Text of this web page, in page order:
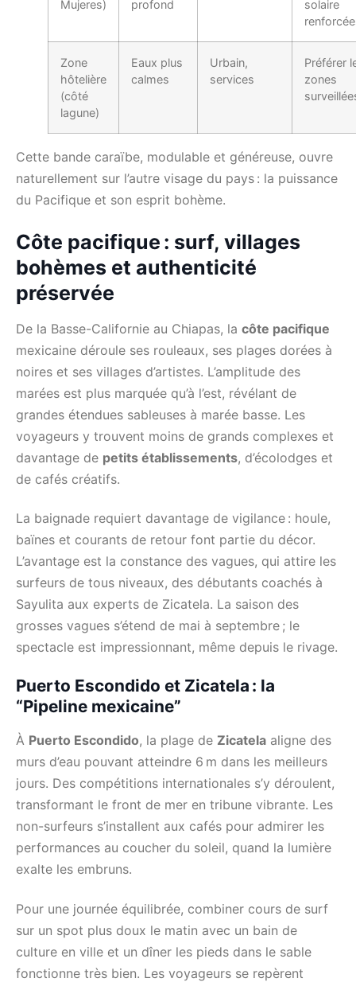
Mujeres)
profond
solaire
Zone
hôtelière
(côté
lagune)
Eaux plus
calmes
Urbain,
services
Préférer
zones
Cette bande caraïbe, modulable et généreuse, ouvre
naturellement sur l’autre visage du pays : la puissance
du Pacifique et son esprit bohème.
Côte pacifique : surf, villages
bohèmes et authenticité
préservée
De la Basse-Californie au Chiapas, la côte pacifique
mexicaine déroule ses rouleaux, ses plages dorées à
noires et ses villages d’artistes. L’amplitude des
marées est plus marquée qu’à l’est, révélant de
grandes étendues sableuses à marée basse. Les
voyageurs y trouvent moins de grands complexes et
davantage de petits établissements, d’écolodges et
de cafés créatifs.
La baignade requiert davantage de vigilance : houle,
baïnes et courants de retour font partie du décor.
L’avantage est la constance des vagues, qui attire les
surfeurs de tous niveaux, des débutants coachés à
Sayulita aux experts de Zicatela. La saison des
grosses vagues s’étend de mai à septembre ; le
spectacle est impressionnant, même depuis le rivage.
Puerto Escondido et Zicatela : la
“Pipeline mexicaine”
À Puerto Escondido, la plage de Zicatela aligne des
murs d’eau pouvant atteindre 6 m dans les meilleurs
jours. Des compétitions internationales s’y déroulent,
transformant le front de mer en tribune vibrante. Les
non-surfeurs s’installent aux cafés pour admirer les
performances au coucher du soleil, quand la lumière
exalte les embruns.
Pour une journée équilibrée, combiner cours de surf
sur un spot plus doux le matin avec un bain de
culture en ville et un dîner les pieds dans le sable
fonctionne très bien. Les voyageurs se repèrent